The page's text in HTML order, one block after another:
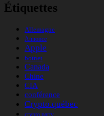
Étiquettes
Allemagne
Annonce
Apple
botnet
Canada
Chine
CIA
conférence
Crypto.québec